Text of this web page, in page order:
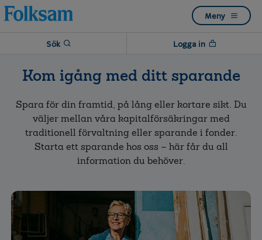
Till
navigation
Till
innehåll
Meny
Sök Logga in
Kom igång med ditt sparande
Spara för din framtid, på lång eller kortare sikt. Du
väljer mellan våra kapitalförsäkringar med
traditionell förvaltning eller sparande i fonder.
Starta ett sparande hos oss – här får du all
information du behöver.